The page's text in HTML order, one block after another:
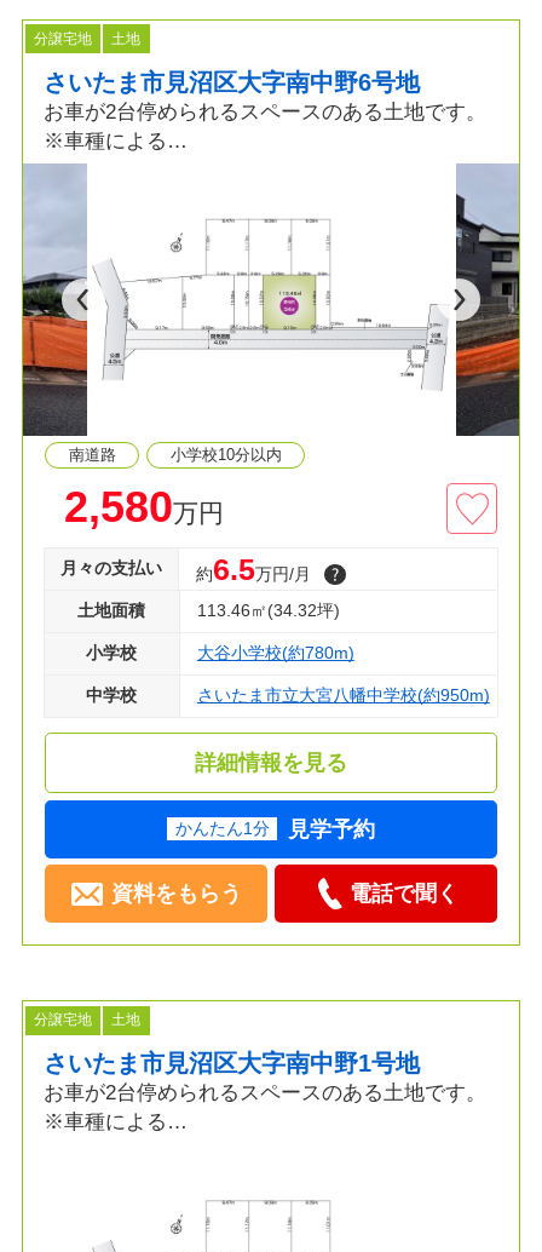
分譲宅地 土地
さいたま市見沼区大字南中野6号地
お車が2台停められるスペースのある土地です。
※車種による
お好みのプランで建築できます。
着工棟数18,000棟の実績から最適なプランご提案
南道路 小学校10分以内
2,580万円
月々の支払い 約6.5万円/月
土地面積 113.46㎡(34.32坪)
小学校 大谷小学校(約780m)
中学校 さいたま市立大宮八幡中学校(約950m)
詳細情報を見る
かんたん1分 見学予約
資料をもらう 電話で聞く
分譲宅地 土地
さいたま市見沼区大字南中野1号地
お車が2台停められるスペースのある土地です。
※車種による